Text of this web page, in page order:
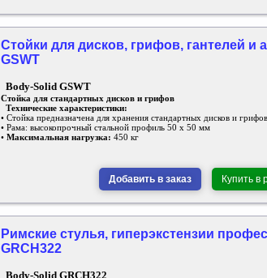
Стойки для дисков, грифов, гантелей и
GSWT
Body-Solid GSWT
Стойка для стандартных дисков и грифов
Технические характеристики:
• Стойка предназначена для хранения стандартных дисков и грифов
• Рама: высокопрочный стальной профиль 50 х 50 мм
• Максимальная нагрузка: 450 кг
Добавить в заказ Купить в
Римские стулья, гиперэкстензии
GRCH322
Body-Solid GRCH322